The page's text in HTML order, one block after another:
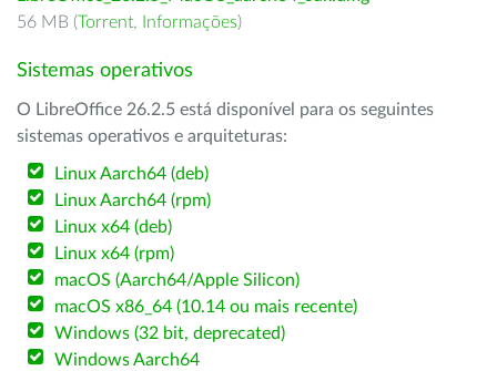
56 MB (Torrent, Informações)
Sistemas operativos
O LibreOffice 26.2.5 está disponível para os seguintes
sistemas operativos e arquiteturas:
Linux Aarch64 (deb)
Linux Aarch64 (rpm)
Linux x64 (deb)
Linux x64 (rpm)
macOS (Aarch64/Apple Silicon)
macOS x86_64 (10.14 ou mais recente)
Windows (32 bit, deprecated)
Windows Aarch64